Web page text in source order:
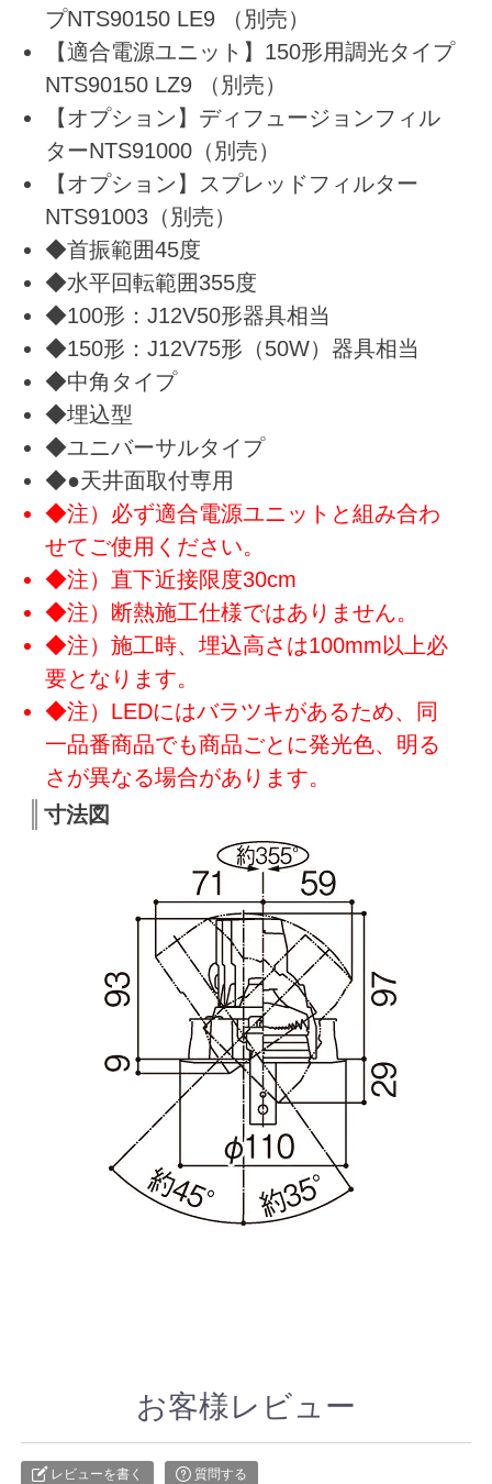
プNTS90150 LE9 （別売）
【適合電源ユニット】150形用調光タイプ
NTS90150 LZ9 （別売）
【オプション】ディフュージョンフィル
ターNTS91000（別売）
【オプション】スプレッドフィルター
NTS91003（別売）
◆首振範囲45度
◆水平回転範囲355度
◆100形：J12V50形器具相当
◆150形：J12V75形（50W）器具相当
◆中角タイプ
◆埋込型
◆ユニバーサルタイプ
◆●天井面取付専用
◆注）必ず適合電源ユニットと組み合わ
せてご使用ください。
◆注）直下近接限度30cm
◆注）断熱施工仕様ではありません。
◆注）施工時、埋込高さは100mm以上必
要となります。
◆注）LEDにはバラツキがあるため、同
一品番商品でも商品ごとに発光色、明る
さが異なる場合があります。
寸法図
お客様レビュー
レビューを書く 質問する